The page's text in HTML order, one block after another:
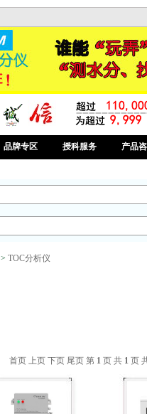
品牌专区 授科服务 产品
> TOC分析仪
首页 上页 下页 尾页 第 1 页 共 1 页